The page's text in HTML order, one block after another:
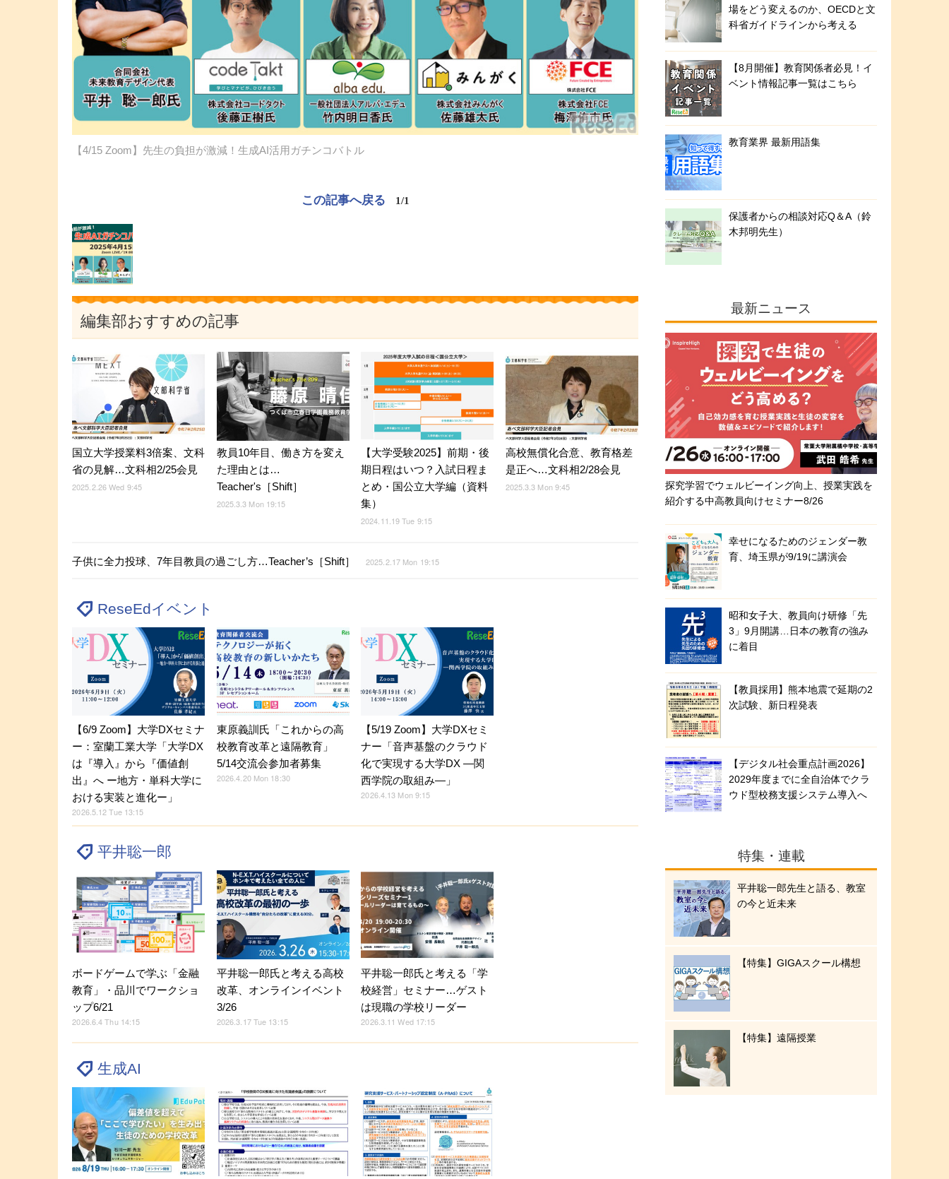
【4/15 Zoom】先生の負担が激減！生成AI活用ガチンコバトル
この記事へ戻る 1/1
編集部おすすめの記事
国立大学授業料3倍案、文科
省の見解…文科相2/25会見
2025.2.26 Wed 9:45
教員10年目、働き方を変え
た理由とは…
Teacher's［Shift］
2025.3.3 Mon 19:15
【大学受験2025】前期・後
期日程はいつ？入試日程ま
とめ・国公立大学編（資料
集）
2024.11.19 Tue 9:15
高校無償化合意、教育格差
是正へ…文科相2/28会見
2025.3.3 Mon 9:45
子供に全力投球、7年目教員の過ごし方…Teacher’s［Shift］ 2025.2.17 Mon 19:15
ReseEdイベント
【6/9 Zoom】大学DXセミナ
ー：室蘭工業大学「大学DX
は『導入』から『価値創
出』へ ー地方・単科大学に
おける実装と進化ー」
2026.5.12 Tue 13:15
東原義訓氏「これからの高
校教育改革と遠隔教育」
5/14交流会参加者募集
2026.4.20 Mon 18:30
【5/19 Zoom】大学DXセミ
ナー「音声基盤のクラウド
化で実現する大学DX ―関
西学院の取組み―」
2026.4.13 Mon 9:15
平井聡一郎
ボードゲームで学ぶ「金融
教育」・品川でワークショ
ップ6/21
2026.6.4 Thu 14:15
平井聡一郎氏と考える高校
改革、オンラインイベント
3/26
2026.3.17 Tue 13:15
平井聡一郎氏と考える「学
校経営」セミナー…ゲスト
は現職の学校リーダー
2026.3.11 Wed 17:15
生成AI
場をどう変えるのか、OECDと文
科省ガイドラインから考える
【8月開催】教育関係者必見！イ
ベント情報記事一覧はこちら
教育業界 最新用語集
保護者からの相談対応Q＆A（鈴
木邦明先生）
最新ニュース
探究学習でウェルビーイング向上、授業実践を
紹介する中高教員向けセミナー8/26
幸せになるためのジェンダー教
育、埼玉県が9/19に講演会
昭和女子大、教員向け研修「先
3」9月開講…日本の教育の強み
に着目
【教員採用】熊本地震で延期の2
次試験、新日程発表
【デジタル社会重点計画2026】
2029年度までに全自治体でクラ
ウド型校務支援システム導入へ
特集・連載
平井聡一郎先生と語る、教室
の今と近未来
【特集】GIGAスクール構想
【特集】遠隔授業